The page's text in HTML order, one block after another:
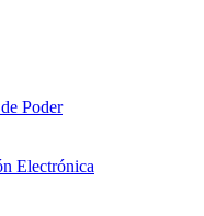
Poder
Electrónica